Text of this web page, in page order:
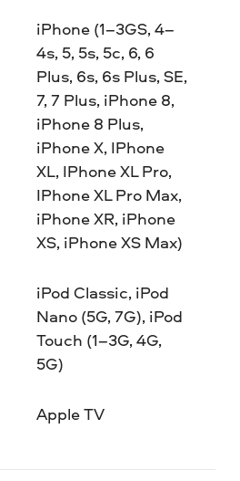
iPhone (1–3GS, 4–
4s, 5, 5s, 5c, 6, 6
Plus, 6s, 6s Plus, SE,
7, 7 Plus, iPhone 8,
iPhone 8 Plus,
iPhone X, IPhone
XL, IPhone XL Pro,
IPhone XL Pro Max,
iPhone XR, iPhone
XS, iPhone XS Max)
iPod Classic, iPod
Nano (5G, 7G), iPod
Touch (1–3G, 4G,
5G)
Apple TV